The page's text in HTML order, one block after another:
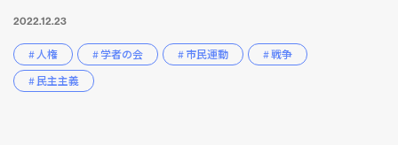
2022.12.23
# 人権 # 学者の会 # 市民運動
# 戦争
# 民主主義